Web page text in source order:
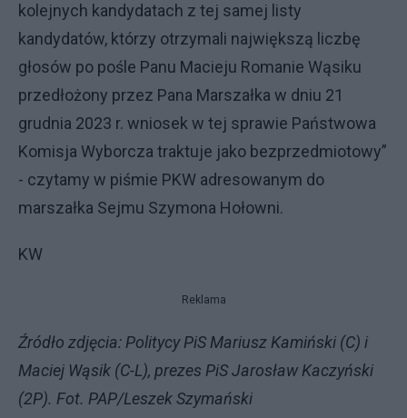
kolejnych kandydatach z tej samej listy
kandydatów, którzy otrzymali największą liczbę
głosów po pośle Panu Macieju Romanie Wąsiku
przedłożony przez Pana Marszałka w dniu 21
grudnia 2023 r. wniosek w tej sprawie Państwowa
Komisja Wyborcza traktuje jako bezprzedmiotowy”
- czytamy w piśmie PKW adresowanym do
marszałka Sejmu Szymona Hołowni.
KW
Reklama
Źródło zdjęcia: Politycy PiS Mariusz Kamiński (C) i
Maciej Wąsik (C-L), prezes PiS Jarosław Kaczyński
(2P). Fot. PAP/Leszek Szymański